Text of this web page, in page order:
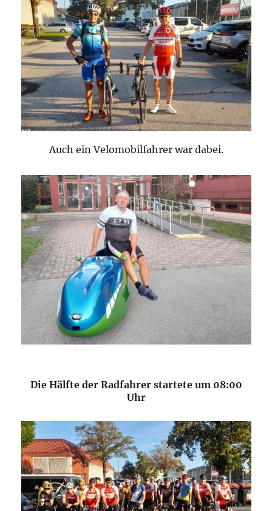
Auch ein Velomobilfahrer war dabei.
Die Hälfte der Radfahrer startete um 08:00
Uhr